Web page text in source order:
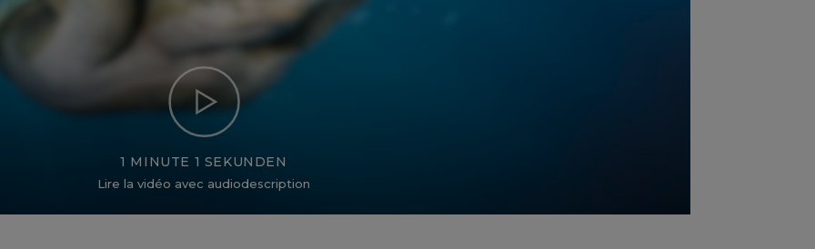
1 MINUTE 1 SEKUNDEN
Lire la vidéo avec audiodescription